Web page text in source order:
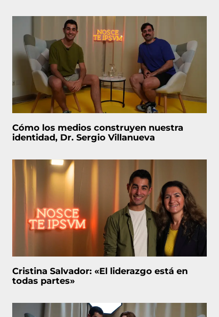
Cómo los medios construyen nuestra
identidad, Dr. Sergio Villanueva
Cristina Salvador: «El liderazgo está en
todas partes»